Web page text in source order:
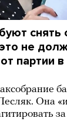
снять
не
партии
Она